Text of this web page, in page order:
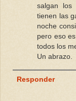
salgan los
tienen las
noche
pero eso
todos los
Un abrazo.
Responder